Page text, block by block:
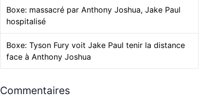
Boxe: massacré par Anthony Joshua, Jake Paul
hospitalisé
Boxe: Tyson Fury voit Jake Paul tenir la distance
face à Anthony Joshua
Commentaires